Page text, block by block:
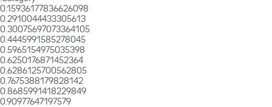
0.15936177836626098
0.2910044433305613
0.30075697073364105
0.4445991585278045
0.5965154975035398
0.6250176871452364
0.6286125700562805
0.7675388179828142
0.8685991418229849
0.90977647197579